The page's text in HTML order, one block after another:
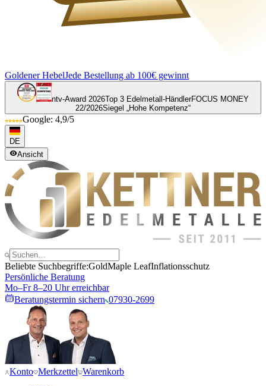
Goldener HebelJede Bestellung ab 100€ gewinnt
ntv-Award 2026Top 3 Edelmetall-HändlerFOCUS MONEY
22/2026Siegel „Hohe Kompetenz“
Google: 4,9/5
DE
Ansicht
Beliebte Suchbegriffe:GoldMaple LeafInflationsschutz
Persönliche Beratung
Mo–Fr 8–20 Uhr erreichbar
Beratungstermin sichern 07930-2699
Konto Merkzettel Warenkorb